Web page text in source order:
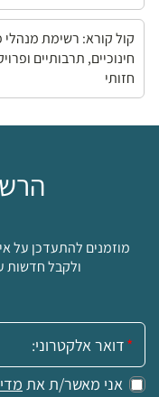
קול קורא: רשימת מנהלי
חינוכיים, תרבותיים
חזותי
מוזמנים להתעדכן על
ולקבל חדשות
אימייל:
אני מאשר/ת את